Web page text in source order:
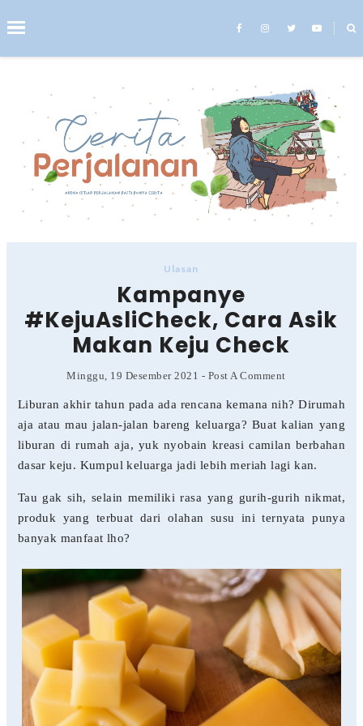
˟
Ulasan
Kampanye
#KejuAsliCheck, Cara Asik
Makan Keju Check
Minggu, 19 Desember 2021 - Post A Comment
Liburan akhir tahun pada ada rencana kemana nih? Dirumah
aja atau mau jalan-jalan bareng keluarga? Buat kalian yang
liburan di rumah aja, yuk nyobain kreasi camilan berbahan
dasar keju. Kumpul keluarga jadi lebih meriah lagi kan.
Tau gak sih, selain memiliki rasa yang gurih-gurih nikmat,
produk yang terbuat dari olahan susu ini ternyata punya
banyak manfaat lho?